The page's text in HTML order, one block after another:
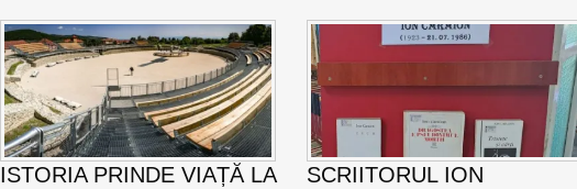
ISTORIA PRINDE VIAȚĂ LA
SCRIITORUL ION